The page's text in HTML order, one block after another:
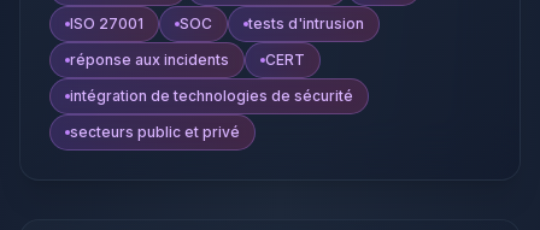
ISO 27001
SOC
tests d'intrusion
réponse aux incidents
CERT
intégration de technologies de sécurité
secteurs public et privé